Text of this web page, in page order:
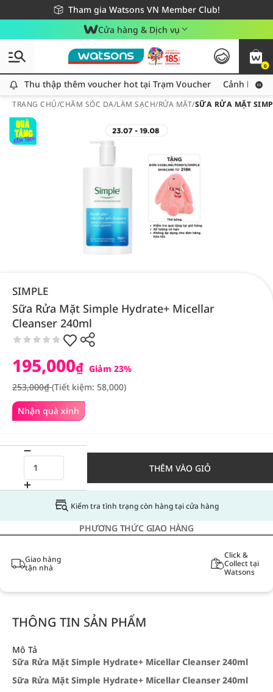
Tham gia Watsons VN Member Club!
Miễn phí giao hàng cho đơn hàng từ 249,000Đ
Giao hàng nhanh 24h - Áp dụng khu vực TP. Hồ Chí Minh
Cửa hàng & Dịch vụ
0
Thu thập thêm voucher hot tại Trạm Voucher
Thu thập thêm voucher hot tại Trạm Voucher Cảnh báo
TRANG CHỦ/CHĂM SÓC DA/LÀM SẠCH/RỬA MẶT/SỮA RỬA MẶT
SIMPLE
Sữa Rửa Mặt Simple Hydrate+ Micellar
Cleanser 240ml
Nhận quà xinh
195,000₫ Giảm 23%
253,000₫(Tiết kiệm: 58,000)
THÊM VÀO GIỎ
Kiểm tra tình trạng còn hàng tại cửa hàng
PHƯƠNG THỨC GIAO HÀNG
Giao hàng
tận nhà
Click &
Collect tại
Watsons
THÔNG TIN SẢN PHẨM
Mô Tả
Sữa Rửa Mặt Simple Hydrate+ Micellar Cleanser 240ml
Sữa Rửa Mặt Simple Hydrate+ Micellar Cleanser 240ml